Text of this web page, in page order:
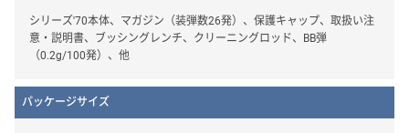
シリーズ'70本体、マガジン（装弾数26発）、保護キャップ、取扱い注
意・説明書、ブッシングレンチ、クリーニングロッド、BB弾
（0.2g/100発）、他
パッケージサイズ